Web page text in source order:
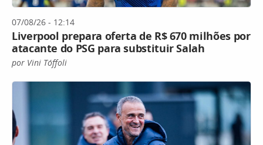
07/08/26 - 12:14
Liverpool prepara oferta de R$ 670 milhões por
atacante do PSG para substituir Salah
por Vini Tóffoli